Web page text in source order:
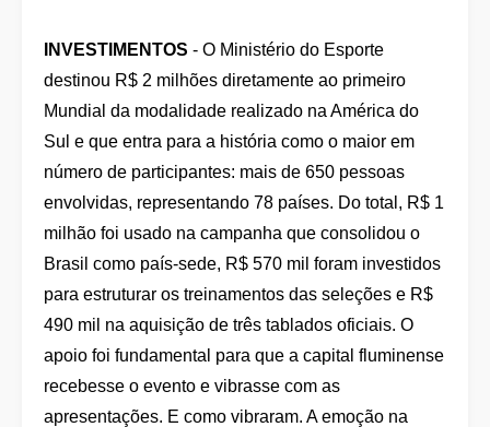
INVESTIMENTOS - O Ministério do Esporte
destinou R$ 2 milhões diretamente ao primeiro
Mundial da modalidade realizado na América do
Sul e que entra para a história como o maior em
número de participantes: mais de 650 pessoas
envolvidas, representando 78 países. Do total, R$ 1
milhão foi usado na campanha que consolidou o
Brasil como país-sede, R$ 570 mil foram investidos
para estruturar os treinamentos das seleções e R$
490 mil na aquisição de três tablados oficiais. O
apoio foi fundamental para que a capital fluminense
recebesse o evento e vibrasse com as
apresentações. E como vibraram. A emoção na